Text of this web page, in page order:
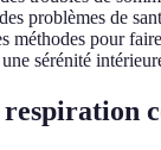
problèmes de
méthodes pour
sérénité